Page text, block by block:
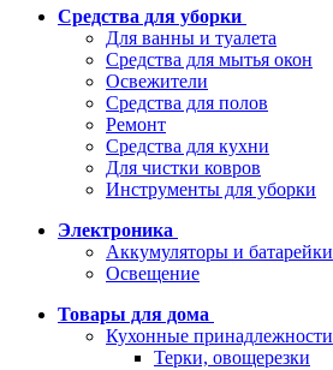
Средства для уборки
Для ванны и туалета
Средства для мытья окон
Освежители
Средства для полов
Ремонт
Средства для кухни
Для чистки ковров
Инструменты для уборки
Электроника
Аккумуляторы и батарейки
Освещение
Товары для дома
Кухонные принадлежности
Терки, овощерезки